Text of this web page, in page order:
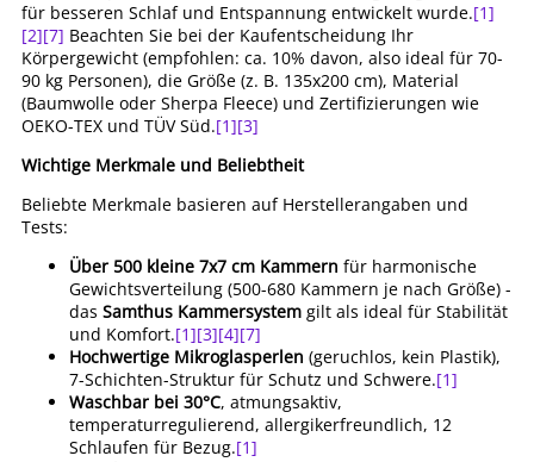
für besseren Schlaf und Entspannung entwickelt wurde.[1]
[2][7] Beachten Sie bei der Kaufentscheidung Ihr
Körpergewicht (empfohlen: ca. 10% davon, also ideal für 70-
90 kg Personen), die Größe (z. B. 135x200 cm), Material
(Baumwolle oder Sherpa Fleece) und Zertifizierungen wie
OEKO-TEX und TÜV Süd.[1][3]
Wichtige Merkmale und Beliebtheit
Beliebte Merkmale basieren auf Herstellerangaben und
Tests:
Über 500 kleine 7x7 cm Kammern für harmonische
Gewichtsverteilung (500-680 Kammern je nach Größe) -
das Samthus Kammersystem gilt als ideal für Stabilität
und Komfort.[1][3][4][7]
Hochwertige Mikroglasperlen (geruchlos, kein Plastik),
7-Schichten-Struktur für Schutz und Schwere.[1]
Waschbar bei 30°C, atmungsaktiv,
temperaturregulierend, allergikerfreundlich, 12
Schlaufen für Bezug.[1]